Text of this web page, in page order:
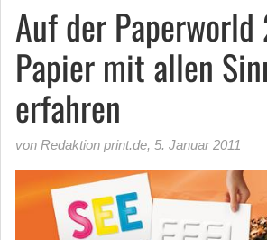
Auf der Paperworld
Papier mit allen
erfahren
von Redaktion print.de, 5. Januar 2011